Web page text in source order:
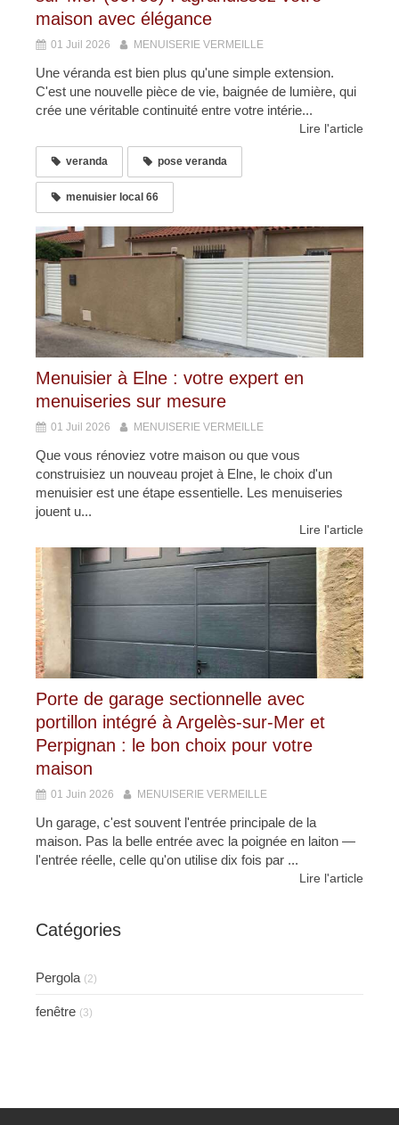
maison avec élégance
01 Juil 2026 MENUISERIE VERMEILLE
Une véranda est bien plus qu'une simple extension.
C'est une nouvelle pièce de vie, baignée de lumière, qui
crée une véritable continuité entre votre intérie...
Lire l'article
veranda pose veranda
menuisier local 66
Menuisier à Elne : votre expert en
menuiseries sur mesure
01 Juil 2026 MENUISERIE VERMEILLE
Que vous rénoviez votre maison ou que vous
construisiez un nouveau projet à Elne, le choix d'un
menuisier est une étape essentielle. Les menuiseries
jouent u...
Lire l'article
Porte de garage sectionnelle avec
portillon intégré à Argelès-sur-Mer et
Perpignan : le bon choix pour votre
maison
01 Juin 2026 MENUISERIE VERMEILLE
Un garage, c'est souvent l'entrée principale de la
maison. Pas la belle entrée avec la poignée en laiton —
l'entrée réelle, celle qu'on utilise dix fois par ...
Lire l'article
Catégories
Pergola (2)
fenêtre (3)